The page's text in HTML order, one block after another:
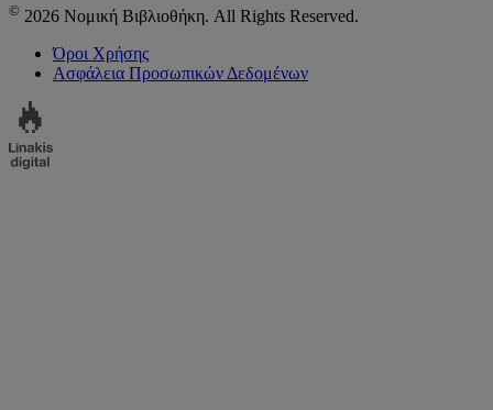
© 2026 Νομική Βιβλιοθήκη. All Rights Reserved.
Όροι Χρήσης
Ασφάλεια Προσωπικών Δεδομένων